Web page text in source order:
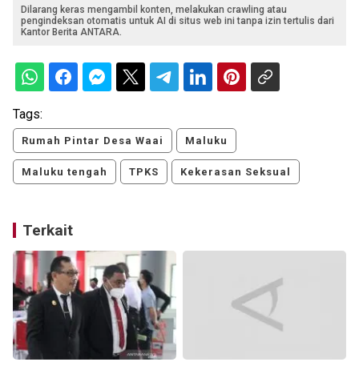
Dilarang keras mengambil konten, melakukan crawling atau
pengindeksan otomatis untuk AI di situs web ini tanpa izin tertulis dari
Kantor Berita ANTARA.
Tags:
Rumah Pintar Desa Waai Maluku
Maluku tengah TPKS Kekerasan Seksual
Terkait